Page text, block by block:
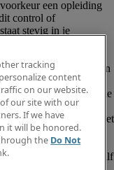
tracking
content
on our website.
our site with our
If we have
it will be honored.
the Do Not